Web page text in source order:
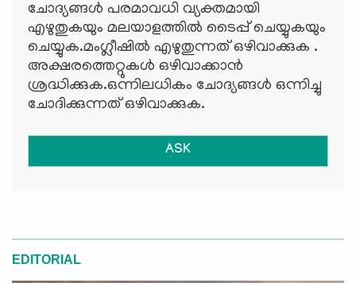
ചോദ്യങ്ങള്‍ പരമാവധി വ്യക്തമായി
എഴുതുകയും മലയാളത്തില്‍ ടൈപ്പ് ചെയ്യുകയും
ചെയ്യുക.മംഗ്ലീഷില്‍ എഴുതുന്നത് ഒഴിവാക്കുക .
അക്ഷരത്തെറ്റുകള്‍ ഒഴിവാക്കാന്‍
ശ്രദ്ധിക്കുക.ഒന്നിലധികം ചോദ്യങ്ങള്‍ ഒന്നിച്ചു
ചോദിക്കുന്നത് ഒഴിവാക്കുക.
ASK
EDITORIAL